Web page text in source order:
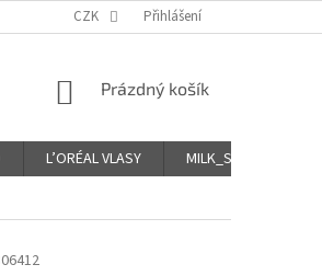
CZK Přihlášení
NÁKUPNÍ
Prázdný košík
L’ORÉAL VLASY
MILK_SHAKE Icy